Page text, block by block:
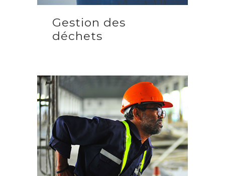
Gestion des
déchets